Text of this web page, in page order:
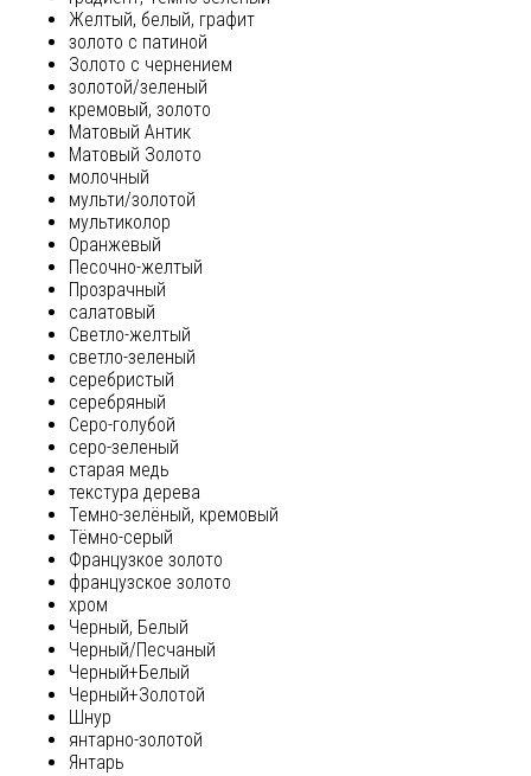
Желтый, белый, графит
золото с патиной
Золото с чернением
золотой/зеленый
кремовый, золото
Матовый Антик
Матовый Золото
молочный
мульти/золотой
мультиколор
Оранжевый
Песочно-желтый
Прозрачный
салатовый
Светло-желтый
светло-зеленый
серебристый
серебряный
Серо-голубой
серо-зеленый
старая медь
текстура дерева
Темно-зелёный, кремовый
Тёмно-серый
Французкое золото
французское золото
хром
Черный, Белый
Черный/Песчаный
Черный+Белый
Черный+Золотой
Шнур
янтарно-золотой
Янтарь